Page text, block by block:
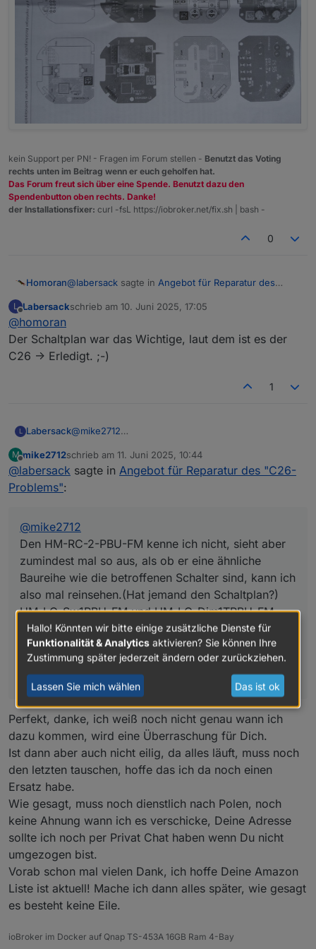
kein Support per PN! - Fragen im Forum stellen - Benutzt das Voting
rechts unten im Beitrag wenn er euch geholfen hat.
Das Forum freut sich über eine Spende. Benutzt dazu den
Spendenbutton oben rechts. Danke!
der Installationsfixer: curl -fsL https://iobroker.net/fix.sh | bash -
0
Homoran@labersack sagte in Angebot für Reparatur des
Sender ;-)
kann ich die Anleitung wieder vergraben oder
L
Offline
Labersackschrieb am 10. Juni 2025, 17:05
zuletzt editiert von
@homoran
Der Schaltplan war das Wichtige, laut dem ist es der
C26 -> Erledigt. ;-)
1
L Labersack@mike2712
zumindest mal so aus, als ob er eine ähnliche
Baureihe wie die betroffenen Schalter sind, kann
Die HmIP Komponenten sind allerdings nicht von
diesem Problem betroffen, da ist wohl was anderes
defekt, die brauchst du nicht mitzuschicken.
M
Offline
mike2712schrieb am 11. Juni 2025, 10:44
zuletzt editiert von
@labersack sagte in Angebot für Reparatur des "C26-
Problems":
@mike2712
Den HM-RC-2-PBU-FM kenne ich nicht, sieht aber
zumindest mal so aus, als ob er eine ähnliche
Baureihe wie die betroffenen Schalter sind, kann ich
also mal reinsehen.(Hat jemand den Schaltplan?)
HM-LC-Sw1PBU-FM und HM-LC-Dim1TPBU-FM
sind kein Problem, schaue ich mir an.
Die HmIP Komponenten sind allerdings nicht von
diesem Problem betroffen, da ist wohl was anderes
defekt, die brauchst du nicht mitzuschicken.
Perfekt, danke, ich weiß noch nicht genau wann ich
dazu kommen, wird eine Überraschung für Dich.
Ist dann aber auch nicht eilig, da alles läuft, muss noch
den letzten tauschen, hoffe das ich da noch einen
Ersatz habe.
Wie gesagt, muss noch dienstlich nach Polen, noch
keine Ahnung wann ich es verschicke, Deine Adresse
sollte ich noch per Privat Chat haben wenn Du nicht
umgezogen bist.
Vorab schon mal vielen Dank, ich hoffe Deine Amazon
Liste ist aktuell! Mache ich dann alles später, wie gesagt
es besteht keine Eile.
ioBroker im Docker auf Qnap TS-453A 16GB Ram 4-Bay
Hallo! Könnten wir bitte einige zusätzliche Dienste für
Funktionalität & Analytics aktivieren? Sie können Ihre
Zustimmung später jederzeit ändern oder zurückziehen.
Lassen Sie mich wählen Das ist ok